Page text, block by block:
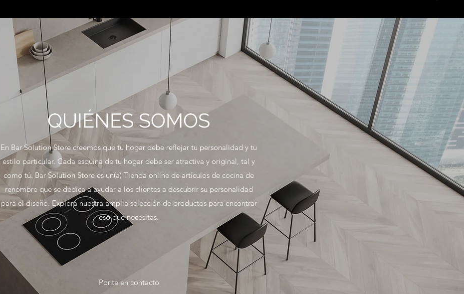
QUIÉNES SOMOS
En Bar Solution Store creemos que tu hogar debe reflejar tu personalidad y tu
estilo particular. Cada esquina de tu hogar debe ser atractiva y original, tal y
como tú. Bar Solution Store es un(a) Tienda online de artículos de cocina de
renombre que se dedica a ayudar a los clientes a descubrir su personalidad
para el diseño. Explora nuestra amplia selección de productos para encontrar
eso que necesitas.
Ponte en contacto